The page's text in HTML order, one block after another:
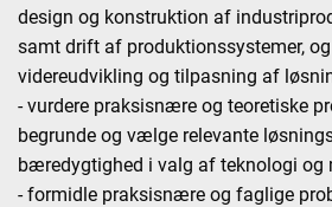
design og konstruktion af
samt drift af produktionssystemer,
videreudvikling og tilpasning af
- vurdere praksisnære og teoretiske
begrunde og vælge relevante
bæredygtighed i valg af teknologi og
- formidle praksisnære og faglige